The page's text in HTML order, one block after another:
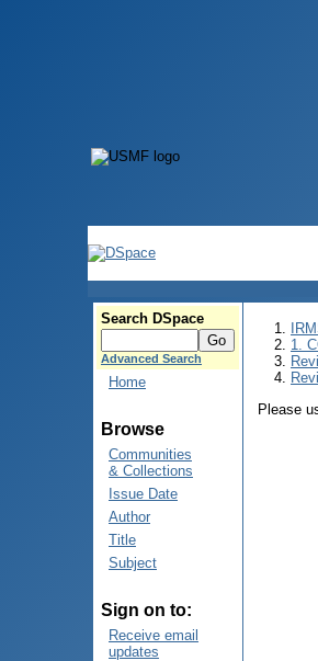
Search DSpace
Advanced Search
Home
Browse
Communities
& Collections
Issue Date
Author
Title
Subject
Sign on to:
Receive email
updates
1.
Please